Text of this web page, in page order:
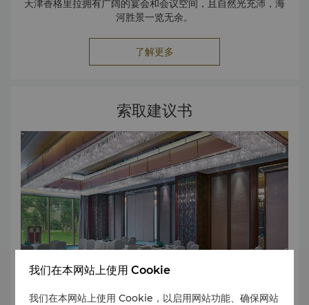
天津香格里拉拥有广阔的宴会和会议空间，且自然光充沛，海
河胜景一览无余。
了解更多
索取建议书
我们在本网站上使用 Cookie
我们在本网站上使用 Cookie，以启用网站功能、确保网站